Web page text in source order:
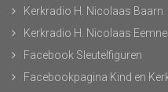
Kerkradio H. Nicolaas Baarn
Kerkradio H. Nicolaas
Facebook Sleutelfiguren
Facebookpagina Kind en